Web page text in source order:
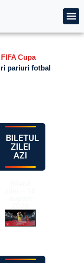
FIFA Cupa
pariuri fotbal
BILETUL
ZILEI
AZI